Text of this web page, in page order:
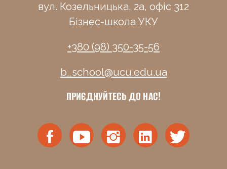
вул. Козельницька, 2а, офіс 312
Бізнес-школа УКУ
+380 (98) 350-35-56
b_school@ucu.edu.ua
ПРИЄДНУЙТЕСЬ ДО НАС!